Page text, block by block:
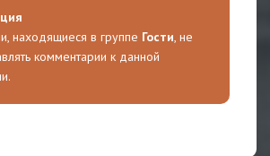
находящиеся в группе Гости, не
комментарии к данной